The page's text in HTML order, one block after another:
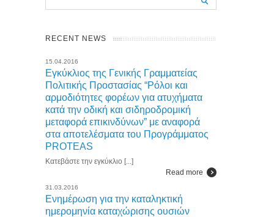
RECENT NEWS
15.04.2016
Εγκύκλιος της Γενικής Γραμματείας
Πολιτικής Προστασίας “Ρόλοι και
αρμοδιότητες φορέων για ατυχήματα
κατά την οδική και σιδηροδρομική
μεταφορά επικινδύνων” με αναφορά
στα αποτελέσματα του Προγράμματος
PROTEAS
Κατεβάστε την εγκύκλιο [...]
Read more
31.03.2016
Ενημέρωση για την καταληκτική
ημερομηνία καταχώρισης ουσιών